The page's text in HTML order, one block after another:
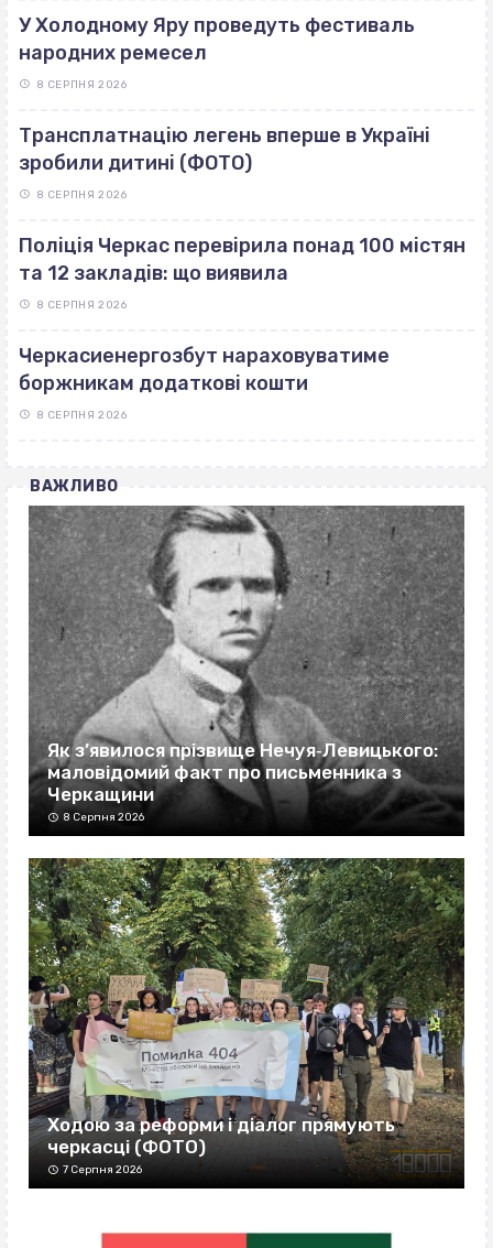
У Холодному Яру проведуть фестиваль
народних ремесел
8 СЕРПНЯ 2026
Трансплатнацію легень вперше в Україні
зробили дитині (ФОТО)
8 СЕРПНЯ 2026
Поліція Черкас перевірила понад 100 містян
та 12 закладів: що виявила
8 СЕРПНЯ 2026
Черкасиенергозбут нараховуватиме
боржникам додаткові кошти
8 СЕРПНЯ 2026
ВАЖЛИВО
Як з’явилося прізвище Нечуя‐Левицького:
маловідомий факт про письменника з
Черкащини
8 Серпня 2026
Ходою за реформи і діалог прямують
черкасці (ФОТО)
7 Серпня 2026